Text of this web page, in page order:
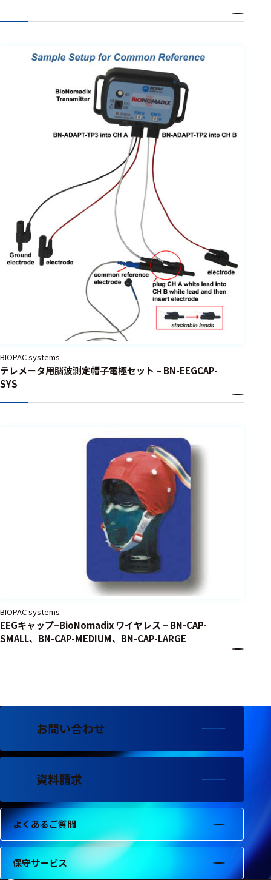
BIOPAC systems
テレメータ用脳波測定帽子電極セット – BN-EEGCAP-
SYS
BIOPAC systems
EEGキャップ–BioNomadix ワイヤレス – BN-CAP-
SMALL、BN-CAP-MEDIUM、BN-CAP-LARGE
お問い合わせ
資料請求
よくあるご質問
保守サービス